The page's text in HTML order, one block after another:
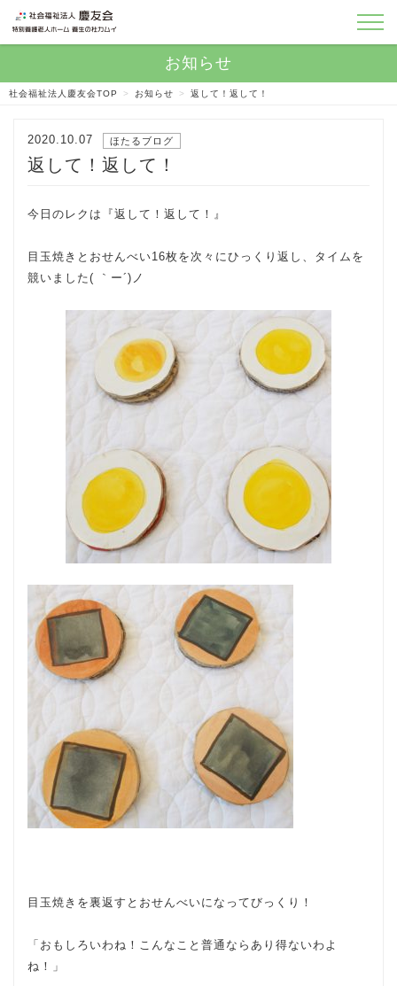
社会福祉法人慶友会TOP > お知らせ > 返して！返して！
2020.10.07 ほたるブログ
返して！返して！
今日のレクは『返して！返して！』
目玉焼きとおせんべい16枚を次々にひっくり返し、タイムを
競いました( ｀ー´)ノ
目玉焼きを裏返すとおせんべいになってびっくり！
「おもしろいわね！こんなこと普通ならあり得ないわよ
ね！」